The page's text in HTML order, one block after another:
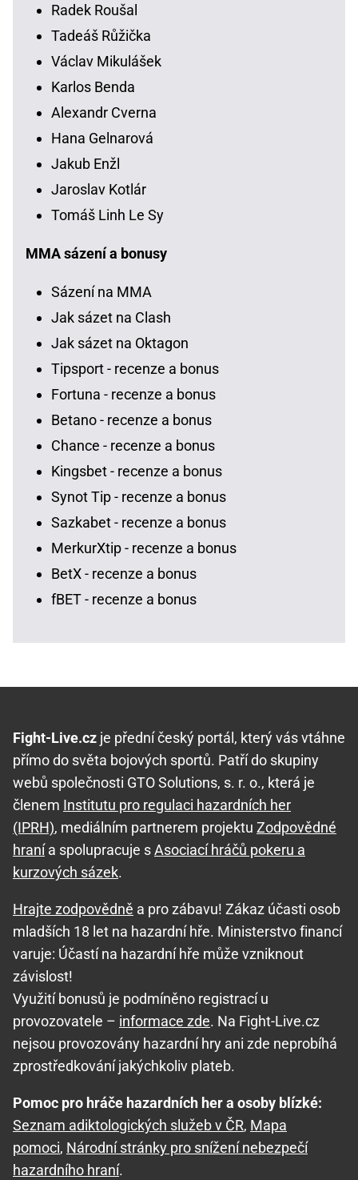
Radek Roušal
Tadeáš Růžička
Václav Mikulášek
Karlos Benda
Alexandr Cverna
Hana Gelnarová
Jakub Enžl
Jaroslav Kotlár
Tomáš Linh Le Sy
MMA sázení a bonusy
Sázení na MMA
Jak sázet na Clash
Jak sázet na Oktagon
Tipsport - recenze a bonus
Fortuna - recenze a bonus
Betano - recenze a bonus
Chance - recenze a bonus
Kingsbet - recenze a bonus
Synot Tip - recenze a bonus
Sazkabet - recenze a bonus
MerkurXtip - recenze a bonus
BetX - recenze a bonus
fBET - recenze a bonus
Fight-Live.cz je přední český portál, který vás vtáhne
přímo do světa bojových sportů. Patří do skupiny
webů společnosti GTO Solutions, s. r. o., která je
členem Institutu pro regulaci hazardních her
(IPRH), mediálním partnerem projektu Zodpovědné
hranía spolupracuje sAsociací hráčů pokeru a
kurzových sázek.
Hrajte zodpovědně a pro zábavu! Zákaz účasti osob
mladších 18 let na hazardní hře. Ministerstvo financí
varuje: Účastí na hazardní hře může vzniknout
závislost!
Využití bonusů je podmíněno registrací u
provozovatele – informace zde. Na Fight-Live.cz
nejsou provozovány hazardní hry ani zde neprobíhá
zprostředkování jakýchkoliv plateb.
Pomoc pro hráče hazardních her a osoby blízké:
Seznam adiktologických služeb v ČR, Mapa
pomoci, Národní stránky pro snížení nebezpečí
hazardního hraní.